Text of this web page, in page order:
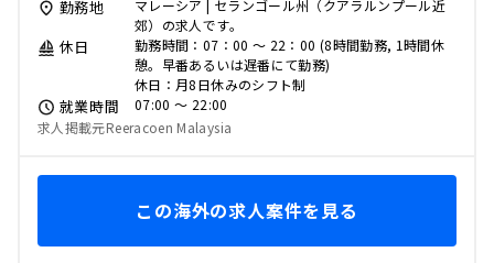
勤務地
マレーシア | セランゴール州（クアラルンプール近
郊）の求人です。
休日
勤務時間：07：00 ～ 22：00 (8時間勤務, 1時間休
憩。早番あるいは遅番にて勤務)
休日：月8日休みのシフト制
就業時間
07:00 〜 22:00
求人掲載元Reeracoen Malaysia
この海外の求人案件を見る